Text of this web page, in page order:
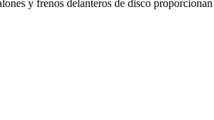
y frenos delanteros de disco